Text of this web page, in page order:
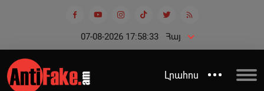
07-08-2026 17:58:33 Հայ
Լրահոս